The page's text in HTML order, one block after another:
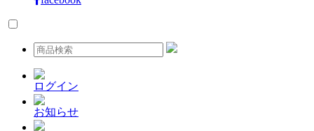
ログイン
お知らせ